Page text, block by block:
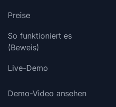
Preise
So funktioniert es
(Beweis)
Live-Demo
Demo-Video ansehen